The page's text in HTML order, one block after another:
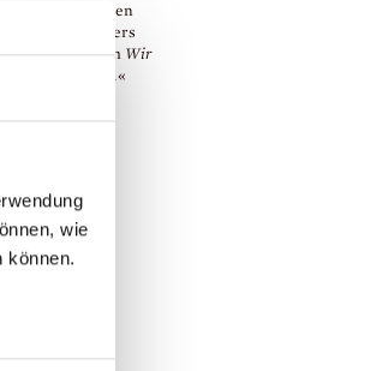
wie
können.
schrecklichen
droht, anders
schön, dass ich Wir
lesen wollte.«